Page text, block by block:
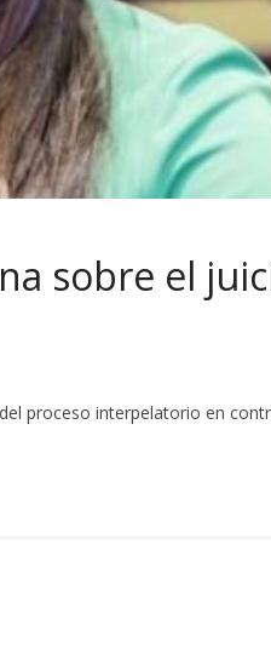
sobre el
proceso interpelatorio en